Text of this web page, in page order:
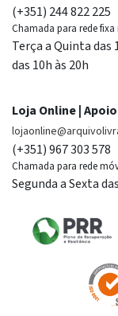
(+351) 244 822 225
Chamada para rede
Terça a Quinta das
das 10h às 20h
Loja Online |
(+351) 967 303 578
Chamada para rede
Segunda a Sexta